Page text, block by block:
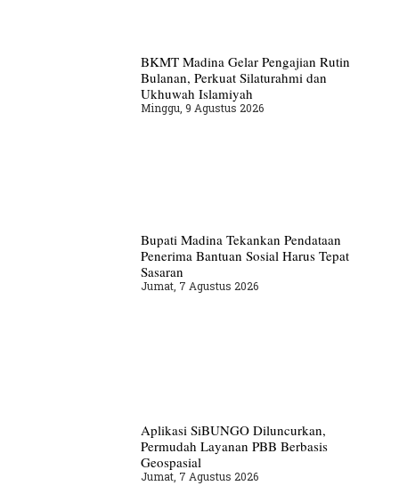
BKMT Madina Gelar Pengajian Rutin
Bulanan, Perkuat Silaturahmi dan
Ukhuwah Islamiyah
Minggu, 9 Agustus 2026
Bupati Madina Tekankan Pendataan
Penerima Bantuan Sosial Harus Tepat
Sasaran
Jumat, 7 Agustus 2026
Aplikasi SiBUNGO Diluncurkan,
Permudah Layanan PBB Berbasis
Geospasial
Jumat, 7 Agustus 2026